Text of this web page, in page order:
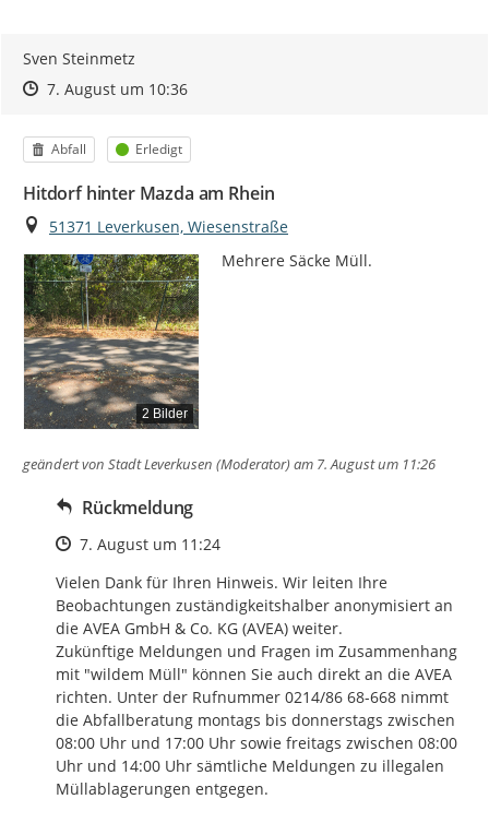
Sven Steinmetz
Zeitpunkt des Erstellens
Zeitpunkt des Erstellens
7. August um 10:36Zur Äußerung
Kategorie
Abfall Status
Erledigt
Hitdorf hinter Mazda am Rhein
Ort
51371 Leverkusen, Wiesenstraße
2 Bilder
Mehrere Säcke Müll.
geändert von Stadt Leverkusen (Moderator)am 7. August um 11:26
Rückmeldung
Zeitpunkt des Erstellens
7. August um 11:24
Vielen Dank für Ihren Hinweis. Wir leiten Ihre
Beobachtungen zuständigkeitshalber anonymisiert an
die AVEA GmbH & Co. KG (AVEA) weiter.
Zukünftige Meldungen und Fragen im Zusammenhang
mit "wildem Müll" können Sie auch direkt an die AVEA
richten. Unter der Rufnummer 0214/86 68-668 nimmt
die Abfallberatung montags bis donnerstags zwischen
08:00 Uhr und 17:00 Uhr sowie freitags zwischen 08:00
Uhr und 14:00 Uhr sämtliche Meldungen zu illegalen
Müllablagerungen entgegen.